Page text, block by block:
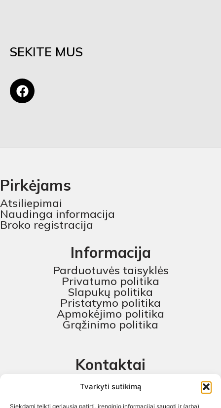
Tvarkyti sutikimą
Siekdami teikti geriausią patirtį, įrenginio informacijai saugoti ir (arba)
SEKITE MUS
Pirkėjams
Atsiliepimai
Naudinga informacija
Broko registracija
Informacija
Parduotuvės taisyklės
Privatumo politika
Slapukų politika
Pristatymo politika
Apmokėjimo politika
Grąžinimo politika
Kontaktai